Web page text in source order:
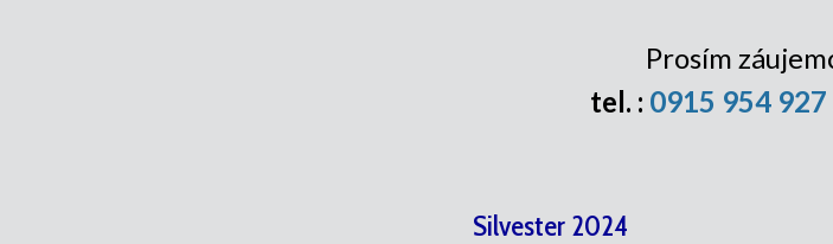
Prosím
tel. : 0915 954 927
Silvester 2024